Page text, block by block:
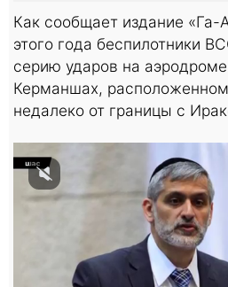
Как сообщает издание «Га-
этого года беспилотники
серию ударов на
Керманшах,
недалеко от границы с